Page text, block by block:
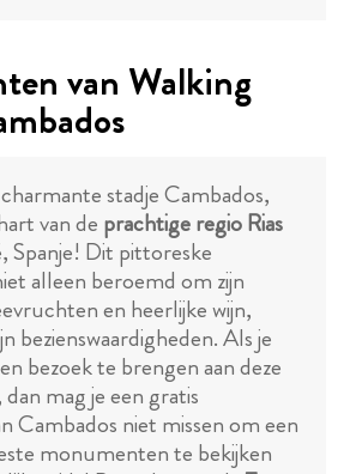
van Walking
stadje Cambados,
van de prachtige regio Rias
Spanje! Dit pittoreske
alleen beroemd om zijn
en heerlijke wijn,
bezienswaardigheden. Als je
bezoek te brengen aan deze
mag je een gratis
Cambados niet missen om een
monumenten te bekijken